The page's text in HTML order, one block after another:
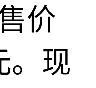
价
。现